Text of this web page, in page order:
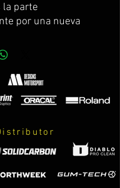
la parte
por una nueva
worry, we will re-
part for one
l'installation des
préoccupe pas, nous
l'une
nell'installazione degli
corrispondente per